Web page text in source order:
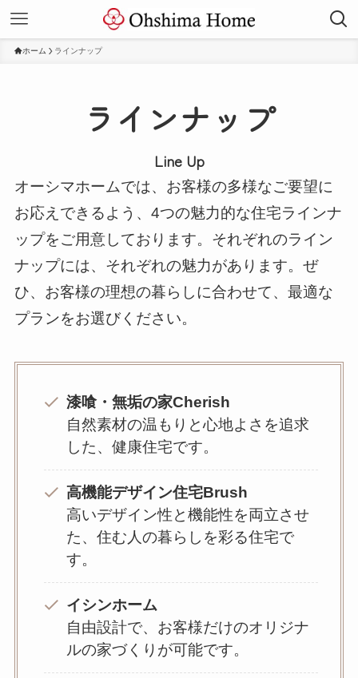
ホーム ラインナップ
ラインナップ
Line Up
オーシマホームでは、お客様の多様なご要望に
お応えできるよう、4つの魅力的な住宅ラインナ
ップをご用意しております。それぞれのライン
ナップには、それぞれの魅力があります。ぜ
ひ、お客様の理想の暮らしに合わせて、最適な
プランをお選びください。
漆喰・無垢の家Cherish
自然素材の温もりと心地よさを追求
した、健康住宅です。
高機能デザイン住宅Brush
高いデザイン性と機能性を両立させ
た、住む人の暮らしを彩る住宅で
す。
イシンホーム
自由設計で、お客様だけのオリジナ
ルの家づくりが可能です。